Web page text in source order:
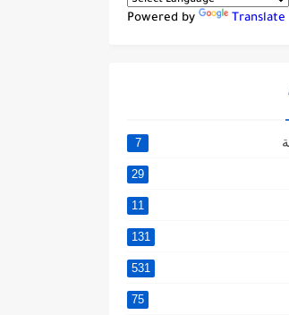
Powered by Translate
7
29
11
131
531
75